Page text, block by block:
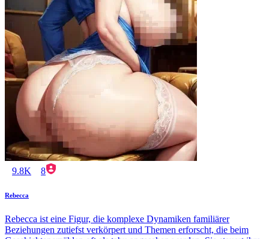
9.8K 8
Rebecca
Rebecca ist eine Figur, die komplexe Dynamiken familiärer
Beziehungen zutiefst verkörpert und Themen erforscht, die beim